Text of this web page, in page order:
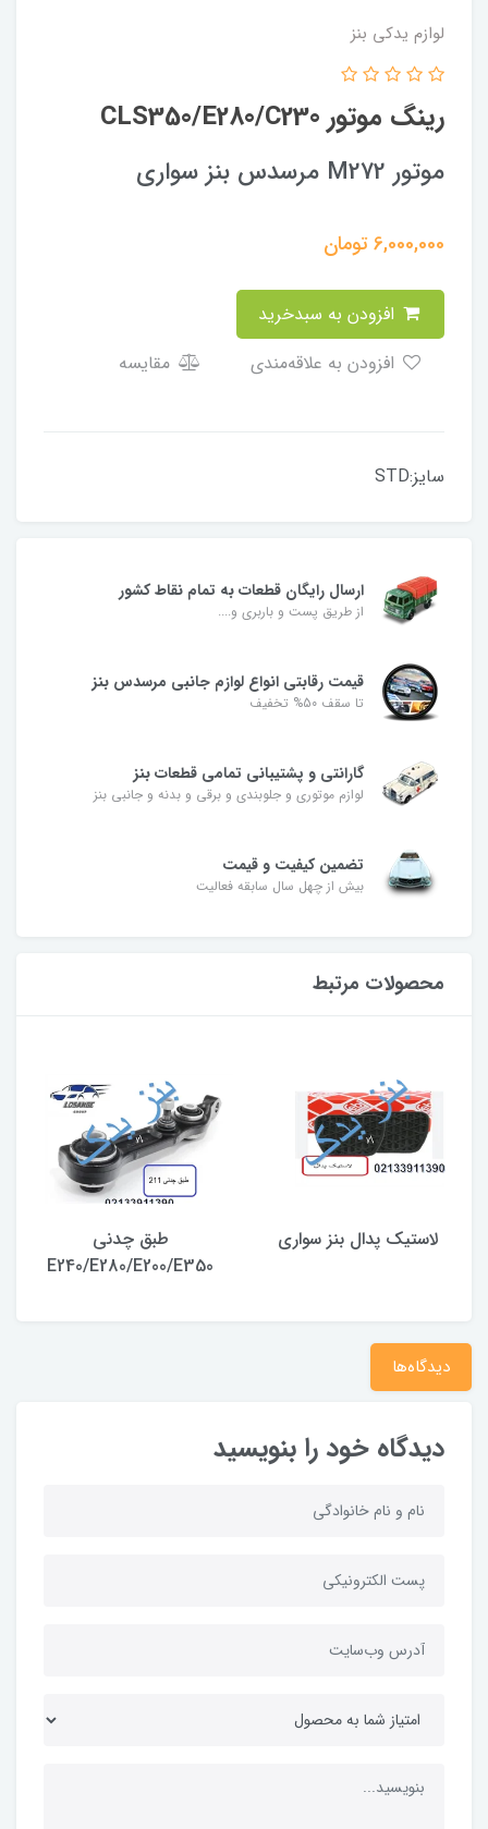
لوازم یدکی بنز
رینگ موتور CLS350/E280/C230
موتور M272 مرسدس بنز سواری
6,000,000تومان
مقایسه
سایز:STD
ارسال رایگان قطعات به تمام نقاط کشور
از طریق پست و باربری و....
قیمت رقابتی انواع لوازم جانبی مرسدس بنز
تا سقف 50% تخفیف
گارانتی و پشتیبانی تمامی قطعات بنز
لوازم موتوری و جلوبندی و برقی و بدنه و جانبی بنز
تضمین کیفیت و قیمت
بیش از چهل سال سابقه فعالیت
محصولات مرتبط
بنز سواری
E240/E280/E200/E350
دیدگاه‌ها
دیدگاه خود را بنویسید